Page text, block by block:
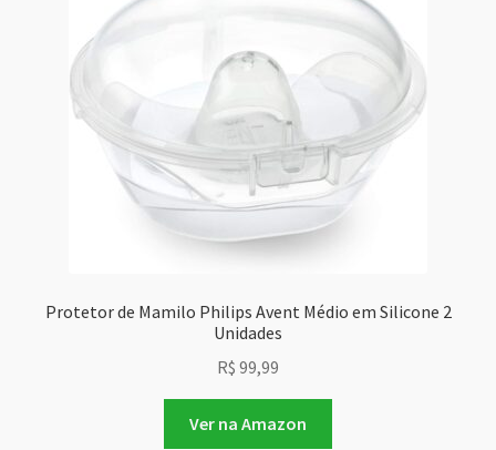
Protetor de Mamilo Philips Avent Médio em Silicone 2
Unidades
R$ 99,99
Ver na Amazon